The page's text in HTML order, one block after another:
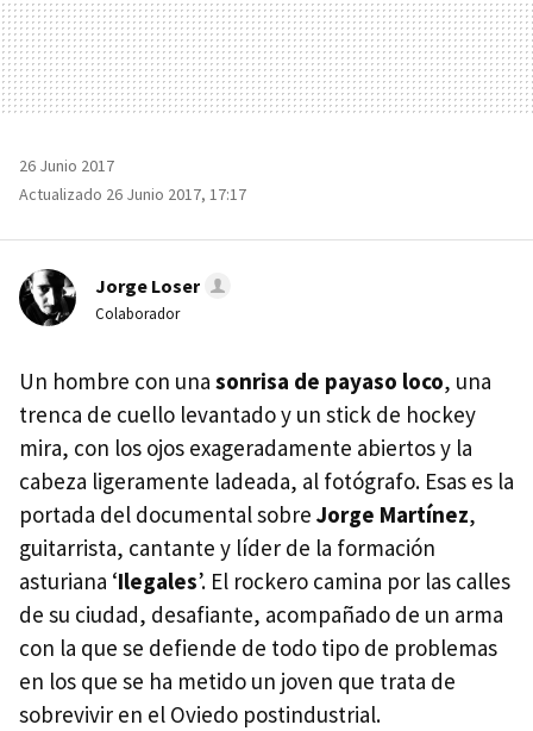
26 Junio 2017
Actualizado 26 Junio 2017, 17:17
Jorge Loser
Colaborador
Un hombre con una sonrisa de payaso loco, una
trenca de cuello levantado y un stick de hockey
mira, con los ojos exageradamente abiertos y la
cabeza ligeramente ladeada, al fotógrafo. Esas es la
portada del documental sobre Jorge Martínez,
guitarrista, cantante y líder de la formación
asturiana ‘Ilegales’. El rockero camina por las calles
de su ciudad, desafiante, acompañado de un arma
con la que se defiende de todo tipo de problemas
en los que se ha metido un joven que trata de
sobrevivir en el Oviedo postindustrial.